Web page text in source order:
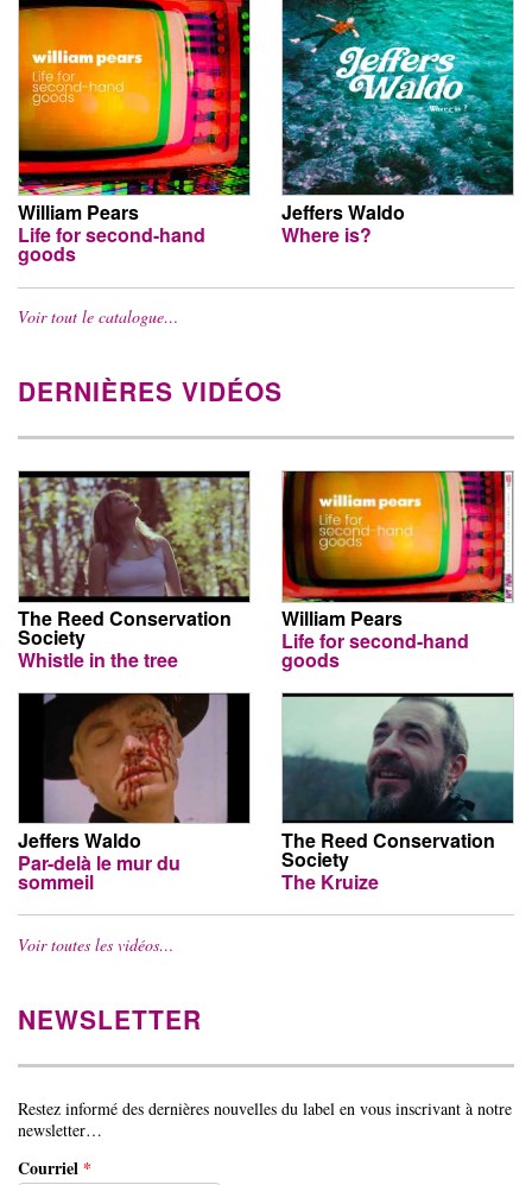
William Pears
Life for second-hand
goods
Jeffers Waldo
Where is?
Voir tout le catalogue…
DERNIÈRES VIDÉOS
The Reed Conservation
Society
Whistle in the tree
William Pears
Life for second-hand
goods
Jeffers Waldo
Par-delà le mur du
sommeil
The Reed Conservation
Society
The Kruize
Voir toutes les vidéos…
NEWSLETTER
Restez informé des dernières nouvelles du label en vous inscrivant à notre
newsletter…
Courriel *